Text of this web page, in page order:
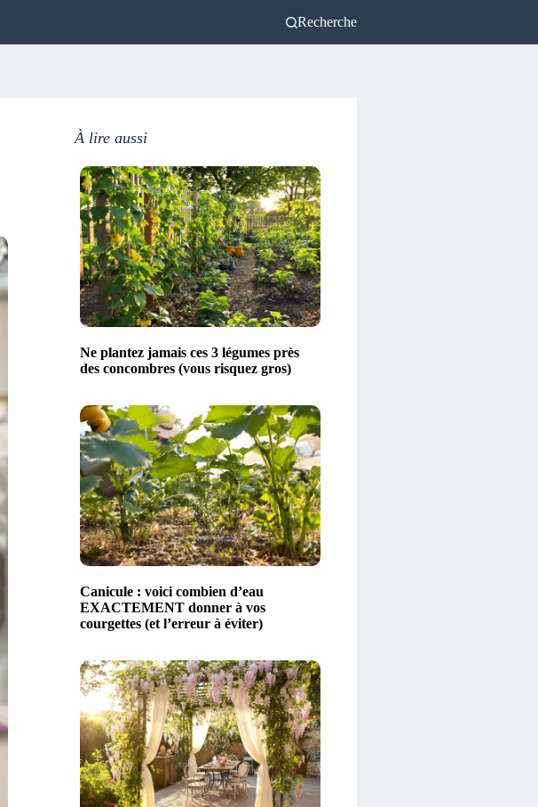
Recherche
À lire aussi
Ne plantez jamais ces 3 légumes près
des concombres (vous risquez gros)
Canicule : voici combien d’eau
EXACTEMENT donner à vos
courgettes (et l’erreur à éviter)